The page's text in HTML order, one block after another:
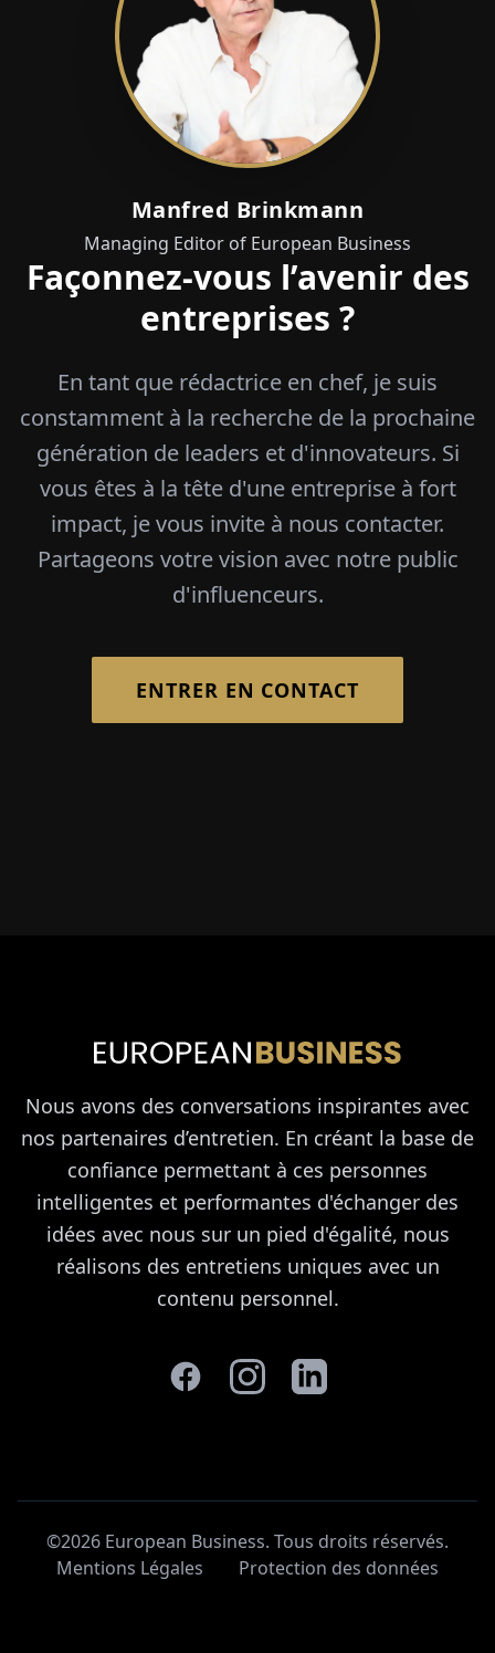
Manfred Brinkmann
Managing Editor of European Business
Façonnez-vous l’avenir des
entreprises ?
En tant que rédactrice en chef, je suis
constamment à la recherche de la prochaine
génération de leaders et d'innovateurs. Si
vous êtes à la tête d'une entreprise à fort
impact, je vous invite à nous contacter.
Partageons votre vision avec notre public
d'influenceurs.
ENTRER EN CONTACT
Nous avons des conversations inspirantes avec
nos partenaires d’entretien. En créant la base de
confiance permettant à ces personnes
intelligentes et performantes d'échanger des
idées avec nous sur un pied d'égalité, nous
réalisons des entretiens uniques avec un
contenu personnel.
©2026 European Business. Tous droits réservés.
Mentions Légales
Protection des données